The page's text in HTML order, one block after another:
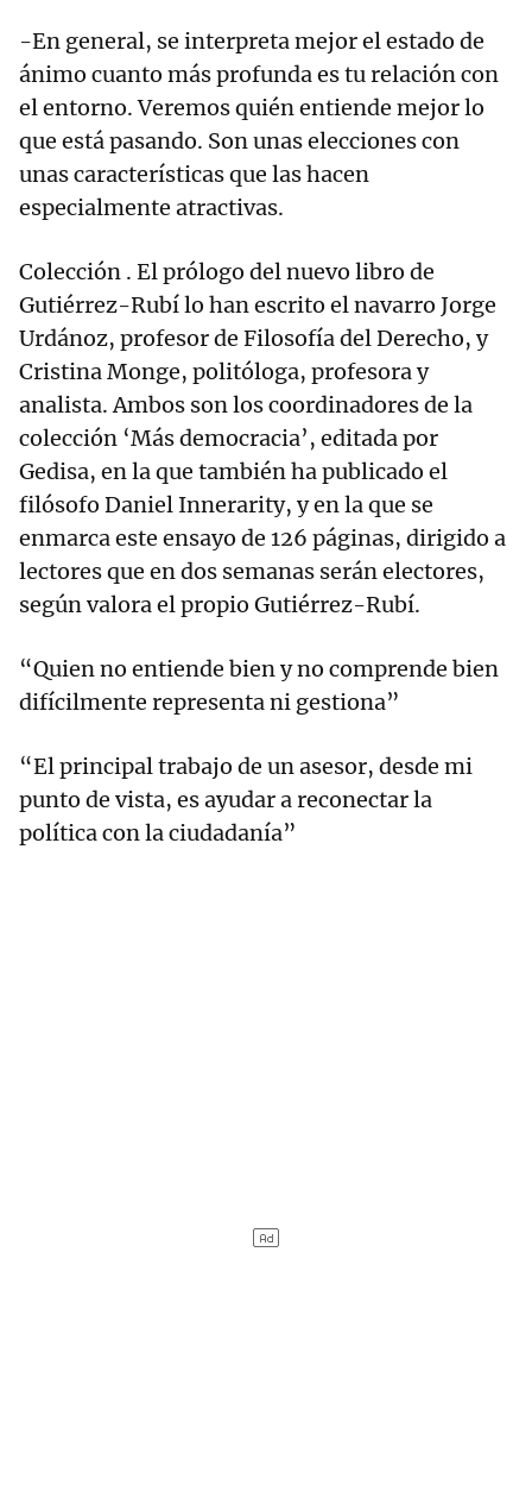
-En general, se interpreta mejor el estado de
ánimo cuanto más profunda es tu relación con
el entorno. Veremos quién entiende mejor lo
que está pasando. Son unas elecciones con
unas características que las hacen
especialmente atractivas.
Colección . El prólogo del nuevo libro de
Gutiérrez-Rubí lo han escrito el navarro Jorge
Urdánoz, profesor de Filosofía del Derecho, y
Cristina Monge, politóloga, profesora y
analista. Ambos son los coordinadores de la
colección ‘Más democracia’, editada por
Gedisa, en la que también ha publicado el
filósofo Daniel Innerarity, y en la que se
enmarca este ensayo de 126 páginas, dirigido a
lectores que en dos semanas serán electores,
según valora el propio Gutiérrez-Rubí.
“Quien no entiende bien y no comprende bien
difícilmente representa ni gestiona”
“El principal trabajo de un asesor, desde mi
punto de vista, es ayudar a reconectar la
política con la ciudadanía”